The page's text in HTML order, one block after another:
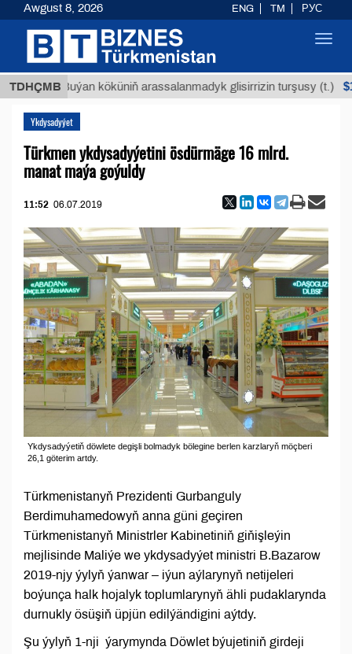
TDHÇMB
Buýan köküniň arassalanmadyk glisirrizin turşusy (t.)
Ykdysadyýet
Türkmen ykdysadyýetini ösdürmäge 16 mlrd.
manat maýa goýuldy
11:52 06.07.2019
Ykdysadyýetiň döwlete degişli bolmadyk bölegine berlen karzlaryň möçberi
26,1 göterim artdy.
Türkmenistanyň Prezidenti Gurbanguly
Berdimuhamedowyň anna güni geçiren
Türkmenistanyň Ministrler Kabinetiniň giňişleýin
mejlisinde Maliýe we ykdysadyýet ministri B.Bazarow
2019-njy ýylyň ýanwar – iýun aýlarynyň netijeleri
boýunça halk hojalyk toplumlarynyň ähli pudaklarynda
durnukly ösüşiň üpjün edilýändigini aýtdy.
Şu ýylyň 1-nji ýarymynda Döwlet býujetiniň girdeji
Awgust 8, 2026 ENG TM РУС